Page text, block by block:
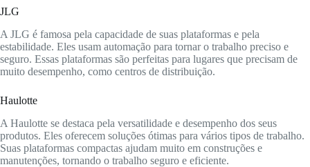
JLG
A JLG é famosa pela capacidade de suas plataformas e pela
estabilidade. Eles usam automação para tornar o trabalho preciso e
seguro. Essas plataformas são perfeitas para lugares que precisam de
muito desempenho, como centros de distribuição.
Haulotte
A Haulotte se destaca pela versatilidade e desempenho dos seus
produtos. Eles oferecem soluções ótimas para vários tipos de trabalho.
Suas plataformas compactas ajudam muito em construções e
manutenções, tornando o trabalho seguro e eficiente.